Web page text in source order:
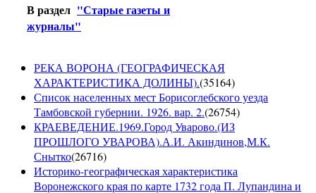
В раздел "Старые газеты и
журналы"
РЕКА ВОРОНА (ГЕОГРАФИЧЕСКАЯ
ХАРАКТЕРИСТИКА ДОЛИНЫ).(35164)
Список населенных мест Борисоглебского уезда
Тамбовской губернии. 1926. вар. 2.(26754)
КРАЕВЕДЕНИЕ.1969.Город Уварово.(ИЗ
ПРОШЛОГО УВАРОВА).А.И. Акиндинов,М.К.
Снытко(26716)
Историко-географическая характеристика
Воронежского края по карте 1732 года П. Лупандина и